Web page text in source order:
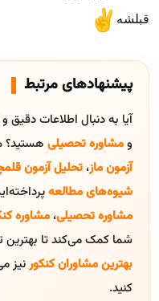
قبلشه
پیشنهادهای مرتبط
آیا به دنبال اطلاعات دقیق
ومشاوره تحصیلی هستید؟
آزمون ماز، تحلیل آزمون
شیوه‌های مطالعه
مشاوره تحصیلی، مشاوره
شما کمک می‌کند تا بهترین
بهترین مشاوران کنکورنیز
کنید.